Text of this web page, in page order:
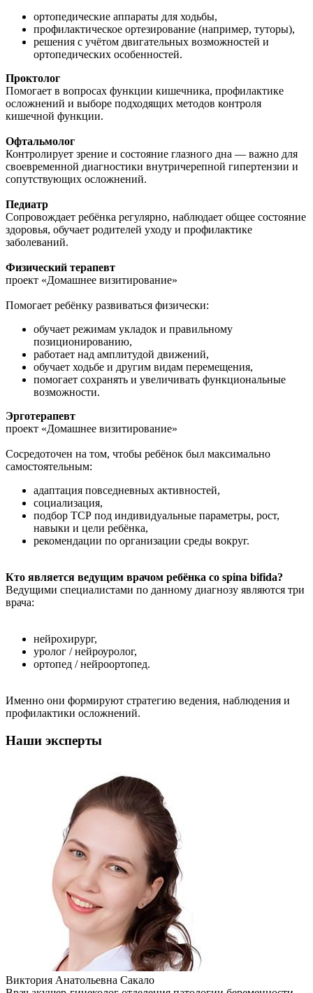
ортопедические аппараты для ходьбы,
профилактическое ортезирование (например, туторы),
решения с учётом двигательных возможностей и
ортопедических особенностей.
Проктолог
Помогает в вопросах функции кишечника, профилактике
осложнений и выборе подходящих методов контроля
кишечной функции.
Офтальмолог
Контролирует зрение и состояние глазного дна — важно для
своевременной диагностики внутричерепной гипертензии и
сопутствующих осложнений.
Педиатр
Сопровождает ребёнка регулярно, наблюдает общее состояние
здоровья, обучает родителей уходу и профилактике
заболеваний.
Физический терапевт
проект «Домашнее визитирование»
Помогает ребёнку развиваться физически:
обучает режимам укладок и правильному
позиционированию,
работает над амплитудой движений,
обучает ходьбе и другим видам перемещения,
помогает сохранять и увеличивать функциональные
возможности.
Эрготерапевт
проект «Домашнее визитирование»
Сосредоточен на том, чтобы ребёнок был максимально
самостоятельным:
адаптация повседневных активностей,
социализация,
подбор ТСР под индивидуальные параметры, рост,
навыки и цели ребёнка,
рекомендации по организации среды вокруг.
Кто является ведущим врачом ребёнка со spina bifida?
Ведущими специалистами по данному диагнозу являются три
врача:
нейрохирург,
уролог / нейроуролог,
ортопед / нейроортопед.
Именно они формируют стратегию ведения, наблюдения и
профилактики осложнений.
Наши эксперты
Виктория Анатольевна Сакало